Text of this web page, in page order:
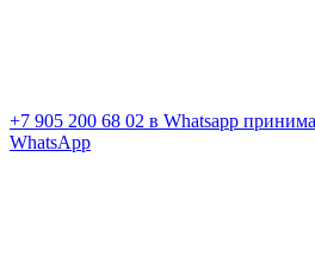
+7 905 200 68 02 в Whatsapp
WhatsApp